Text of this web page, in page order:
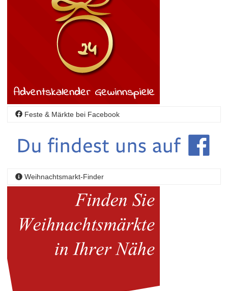
Feste & Märkte bei Facebook
Weihnachtsmarkt-Finder